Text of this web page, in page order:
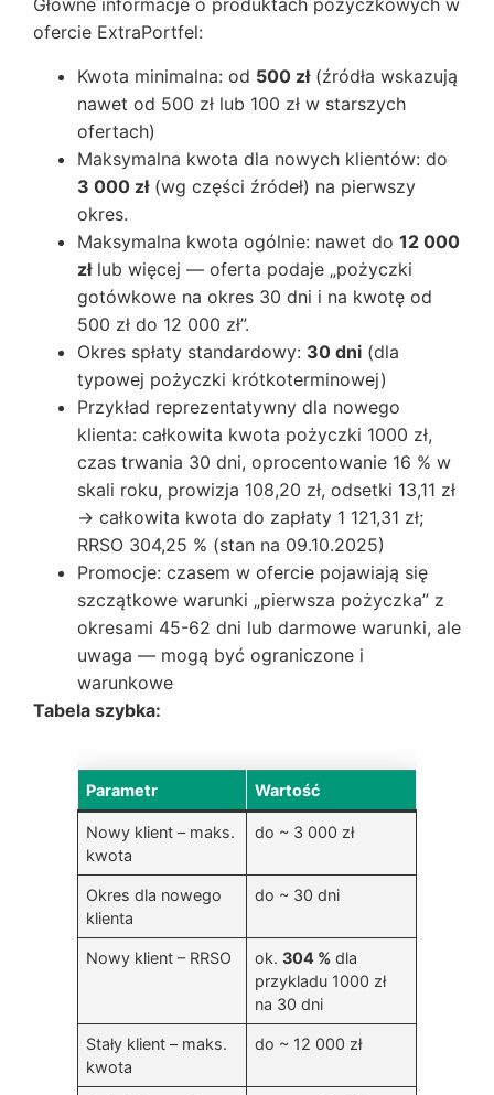
Główne informacje o produktach pożyczkowych w
ofercie ExtraPortfel:
Kwota minimalna: od 500 zł(źródła wskazują
nawet od 500 zł lub 100 zł w starszych
ofertach)
Maksymalna kwota dla nowych klientów: do
3 000 zł(wg części źródeł) na pierwszy
okres.
Maksymalna kwota ogólnie: nawet do 12 000
złlub więcej — oferta podaje „pożyczki
gotówkowe na okres 30 dni i na kwotę od
500 zł do 12 000 zł”.
Okres spłaty standardowy: 30 dni (dla
typowej pożyczki krótkoterminowej)
Przykład reprezentatywny dla nowego
klienta: całkowita kwota pożyczki 1000 zł,
czas trwania 30 dni, oprocentowanie 16 % w
skali roku, prowizja 108,20 zł, odsetki 13,11 zł
→ całkowita kwota do zapłaty 1 121,31 zł;
RRSO 304,25 % (stan na 09.10.2025)
Promocje: czasem w ofercie pojawiają się
szczątkowe warunki „pierwsza pożyczka” z
okresami 45-62 dni lub darmowe warunki, ale
uwaga — mogą być ograniczone i
warunkowe
Tabela szybka:
Parametr Wartość
Nowy klient – maks.
kwota
do ~ 3 000 zł
Okres dla nowego
klienta
do ~ 30 dni
Nowy klient – RRSO ok.304 % dla
przykladu 1000 zł
na 30 dni
Stały klient – maks.
kwota
do ~ 12 000 zł